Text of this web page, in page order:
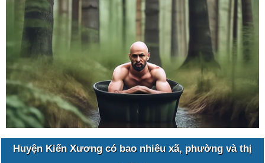
Huyện Kiến Xương có bao nhiêu xã, phường và thị